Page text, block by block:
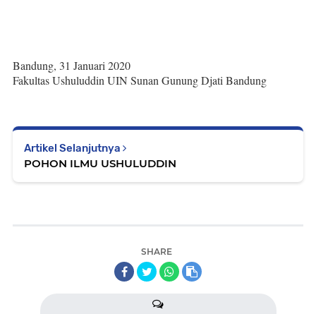
Bandung, 31 Januari 2020
Fakultas Ushuluddin UIN Sunan Gunung Djati Bandung
Artikel Selanjutnya
POHON ILMU USHULUDDIN
SHARE